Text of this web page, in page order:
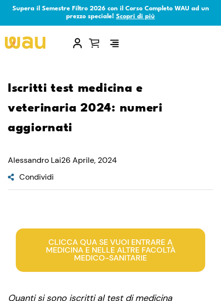
Supera il Semestre Filtro 2026 con il Corso Completo WAU ad un
prezzo speciale! Scopri di più
×
Iscritti test medicina e
veterinaria 2024: numeri
aggiornati
Alessandro Lai26 Aprile, 2024
Condividi
CLICCA QUA SE VUOI ENTRARE A
MEDICINA E NELLE ALTRE FACOLTÀ
MEDICO-SANITARIE
Quanti si sono iscritti al test di medicina